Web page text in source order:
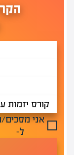
אני
ל-